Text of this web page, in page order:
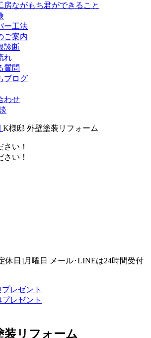
房ながもち君ができること
ー工法
ご案内
診断
れ
質問
ブログ
わせ
K様邸 外壁塗装リフォーム
休日]月曜日
メール･LINEは24時間受付
装リフォーム